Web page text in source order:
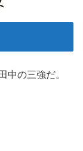
中の三強だ。